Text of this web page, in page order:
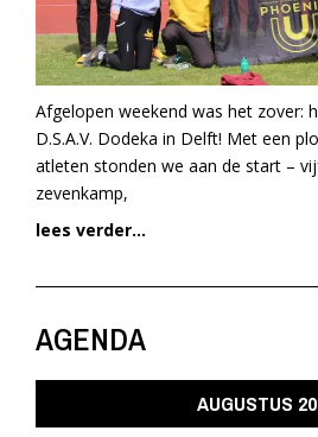
Afgelopen weekend was het zover:
D.S.A.V. Dodeka in Delft! Met een
atleten stonden we aan de start –
zevenkamp,
lees verder...
AGENDA
AUGUSTUS